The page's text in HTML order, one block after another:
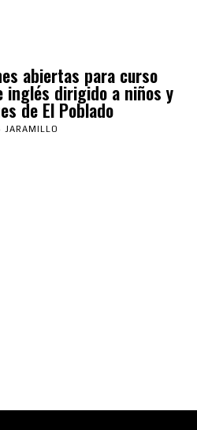
abiertas para curso
inglés dirigido a niños y
de El Poblado
JARAMILLO